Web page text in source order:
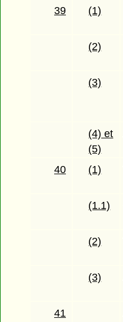
39
(1)
(2)
(3)
(4) et
(5)
40 (1)
(1.1)
(2)
(3)
41